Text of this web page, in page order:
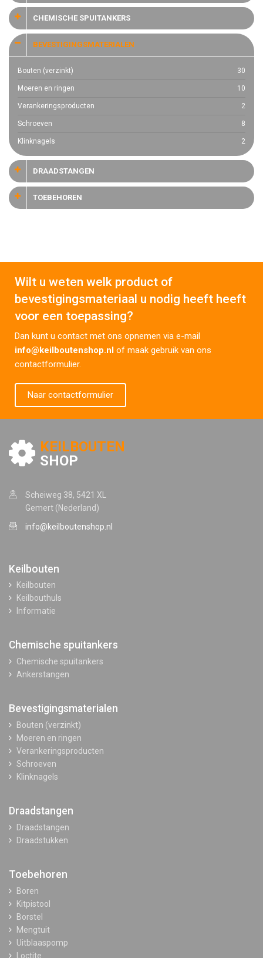
CHEMISCHE SPUITANKERS
BEVESTIGINGSMATERIALEN
Bouten (verzinkt) 30
Moeren en ringen 10
Verankeringsproducten 2
Schroeven 8
Klinknagels 2
DRAADSTANGEN
TOEBEHOREN
Wilt u weten welk product of
bevestigingsmateriaal u nodig heeft heeft
voor een toepassing?
Dan kunt u contact met ons opnemen via e-mail
info@keilboutenshop.nl of maak gebruik van ons
contactformulier.
Naar contactformulier
KEILBOUTEN
SHOP
Scheiweg 38, 5421 XL
Gemert (Nederland)
info@keilboutenshop.nl
Keilbouten
Keilbouten
Keilbouthuls
Informatie
Chemische spuitankers
Chemische spuitankers
Ankerstangen
Bevestigingsmaterialen
Bouten (verzinkt)
Moeren en ringen
Verankeringsproducten
Schroeven
Klinknagels
Draadstangen
Draadstangen
Draadstukken
Toebehoren
Boren
Kitpistool
Borstel
Mengtuit
Uitblaaspomp
Loctite